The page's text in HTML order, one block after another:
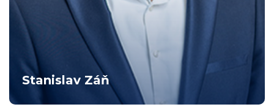
Stanislav Záň